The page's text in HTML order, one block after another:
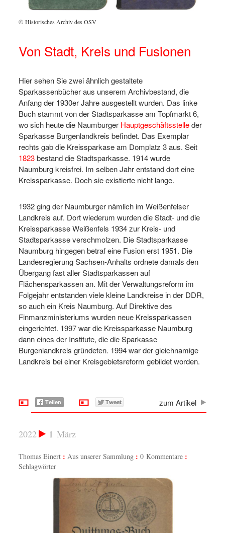
© Historisches Archiv des OSV
Von Stadt, Kreis und Fusionen
Hier sehen Sie zwei ähnlich gestaltete
Sparkassenbücher aus unserem Archivbestand, die
Anfang der 1930er Jahre ausgestellt wurden. Das linke
Buch stammt von der Stadtsparkasse am Topfmarkt 6,
wo sich heute die Naumburger Hauptgeschäftsstelleder
Sparkasse Burgenlandkreis befindet. Das Exemplar
rechts gab die Kreissparkase am Domplatz 3 aus. Seit
1823bestand die Stadtsparkasse. 1914 wurde
Naumburg kreisfrei. Im selben Jahr entstand dort eine
Kreissparkasse. Doch sie existierte nicht lange.
1932 ging der Naumburger nämlich im Weißenfelser
Landkreis auf. Dort wiederum wurden die Stadt- und die
Kreissparkasse Weißenfels 1934 zur Kreis- und
Stadtsparkasse verschmolzen. Die Stadtsparkasse
Naumburg hingegen betraf eine Fusion erst 1951. Die
Landesregierung Sachsen-Anhalts ordnete damals den
Übergang fast aller Stadtsparkassen auf
Flächensparkassen an. Mit der Verwaltungsreform im
Folgejahr entstanden viele kleine Landkreise in der DDR,
so auch ein Kreis Naumburg. Auf Direktive des
Finmanzministeriums wurden neue Kreissparkassen
eingerichtet. 1997 war die Kreissparkasse Naumburg
dann eines der Institute, die die Sparkasse
Burgenlandkreis gründeten. 1994 war der gleichnamige
Landkreis bei einer Kreisgebietsreform gebildet worden.
zum Artikel
1 März
2022
Thomas Einert Aus unserer Sammlung
0 Kommentare
Schlagwörter